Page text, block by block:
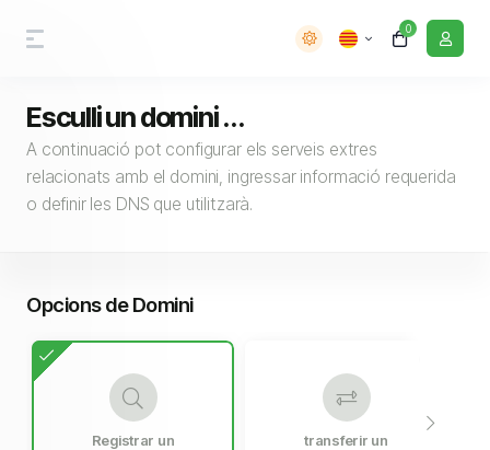
0
Esculli un domini ...
A continuació pot configurar els serveis extres
relacionats amb el domini, ingressar informació requerida
o definir les DNS que utilitzarà.
Opcions de Domini
Registrar un
transferir un